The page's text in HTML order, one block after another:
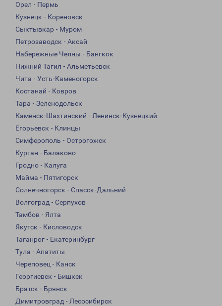
Орел - Пермь
Кузнецк - Кореновск
Сыктывкар - Муром
Петрозаводск - Аксай
Набережные Челны - Бангкок
Нижний Тагил - Альметьевск
Чита - Усть-Каменогорск
Костанай - Ковров
Тара - Зеленодольск
Каменск-Шахтинский - Ленинск-Кузнецкий
Егорьевск - Клинцы
Симферополь - Острогожск
Курган - Балаково
Гродно - Калуга
Майма - Пятигорск
Солнечногорск - Спасск-Дальний
Волгоград - Серпухов
Тамбов - Ялта
Якутск - Кисловодск
Таганрог - Екатеринбург
Тула - Апатиты
Череповец - Канск
Георгиевск - Бишкек
Братск - Брянск
Димитровград - Лесосибирск